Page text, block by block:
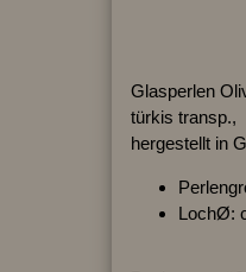
Glasperlen
türkis transp.,
hergestellt in
LochØ: